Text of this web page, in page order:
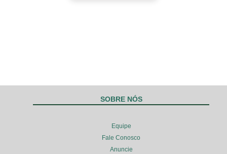
SOBRE NÓS
Equipe
Fale Conosco
Anuncie